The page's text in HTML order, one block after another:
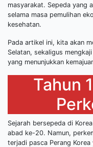
masyarakat. Sepeda yang
selama masa pemulihan
kesehatan.
Pada artikel ini, kita akan
Selatan, sekaligus
yang menunjukkan
Tahun
Sejarah bersepeda di
abad ke-20. Namun,
terjadi pasca Perang